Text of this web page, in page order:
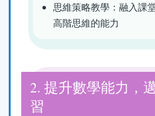
思維策略教學：融入課
高階思維的能力
2. 提升數學能力，
習